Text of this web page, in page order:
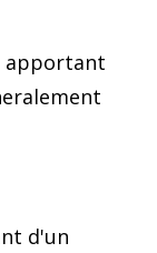
apportant
d'un